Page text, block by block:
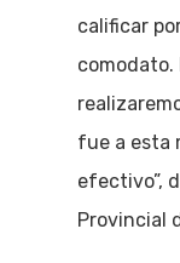
calificar
comodato.
fue a esta
efectivo”,
Provincial